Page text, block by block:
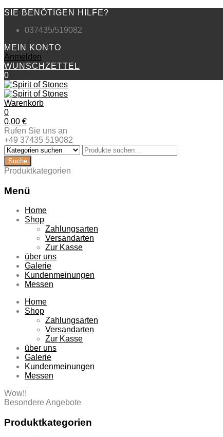
SIE BENÖTIGEN HILFE?
037435/519082
MEIN KONTO
Anmelden
WUNSCHZETTEL
0
Warenkorb
0
0,00 €
Rufen Sie uns an
+49 37435 519082
Produktkategorien
Menü
Zum
Inhalt
Home
Shop
Zahlungsarten
Versandarten
Zur Kasse
über uns
Galerie
Kundenmeinungen
Messen
Home
Shop
Zahlungsarten
Versandarten
Zur Kasse
über uns
Galerie
Kundenmeinungen
Messen
Wow!!
Besondere Angebote
Produktkategorien